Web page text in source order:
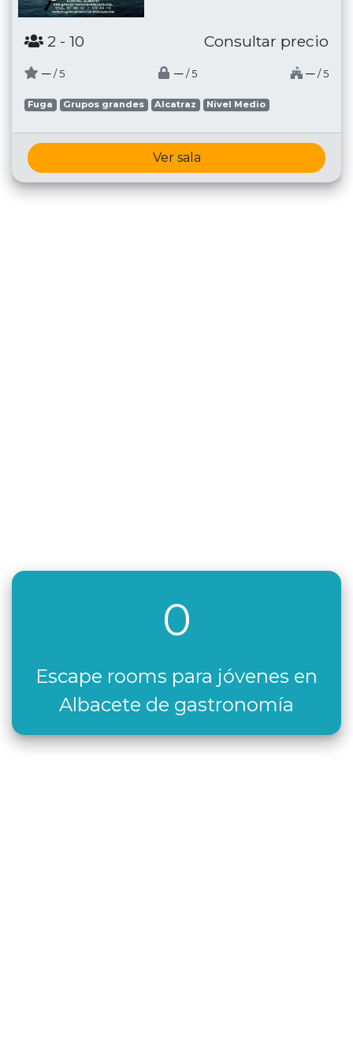
2 - 10 Consultar precio
─ / 5 ─ / 5 ─ / 5
Fuga Grupos grandes Alcatraz Nivel Medio
Ver sala
0
Escape rooms para jóvenes en
Albacete de gastronomía